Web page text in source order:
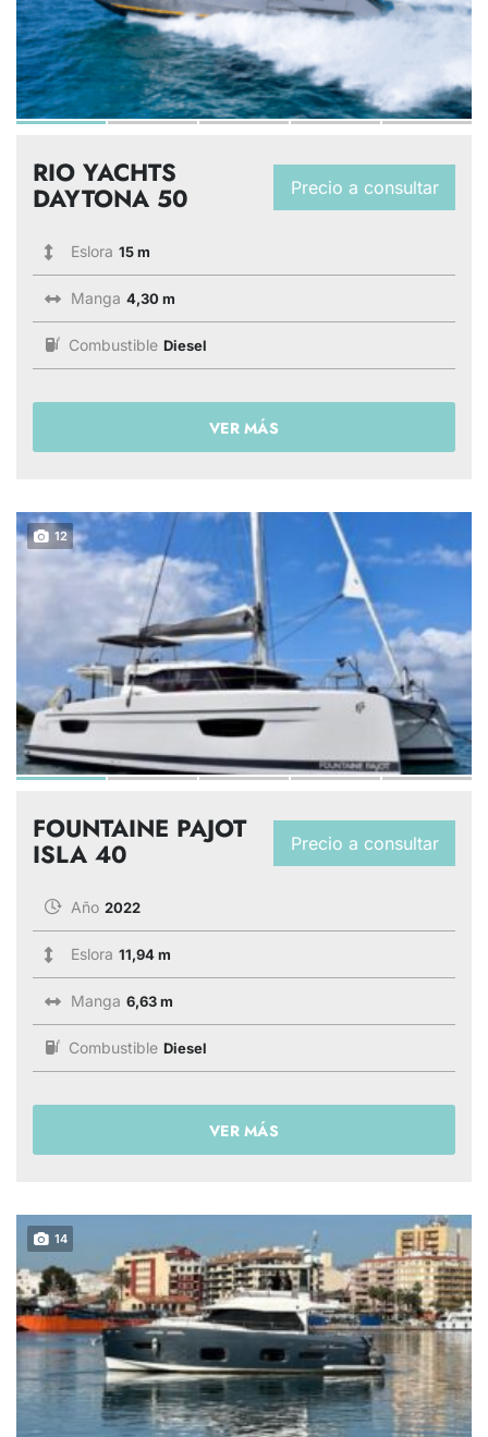
Precio a consultar
RIO YACHTS
DAYTONA 50
Eslora 15 m
Manga 4,30 m
Combustible Diesel
VER MÁS
12
Precio a consultar
FOUNTAINE PAJOT
ISLA 40
Año 2022
Eslora 11,94 m
Manga 6,63 m
Combustible Diesel
VER MÁS
14